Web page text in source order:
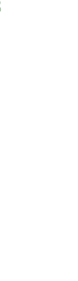
)